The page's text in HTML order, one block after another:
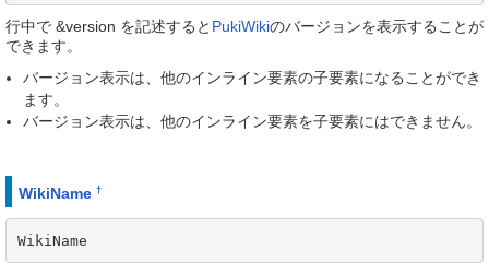
行中で &version を記述すると PukiWikiのバージョンを表示することが
できます。
バージョン表示は、他のインライン要素の子要素になることができ
ます。
バージョン表示は、他のインライン要素を子要素にはできません。
WikiName †
WikiName